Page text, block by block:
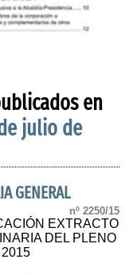
en
julio de
GENERAL
nº 2250/15
EXTRACTO
DEL PLENO